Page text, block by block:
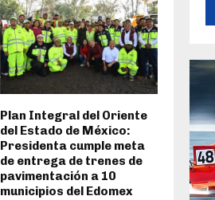
Plan Integral del Oriente
del Estado de México:
Presidenta cumple meta
de entrega de trenes de
pavimentación a 10
municipios del Edomex
e